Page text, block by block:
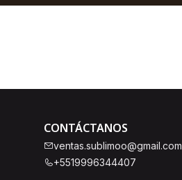
CONTÁCTANOS
ventas.sublimoo@gmail.com
+5519996344407